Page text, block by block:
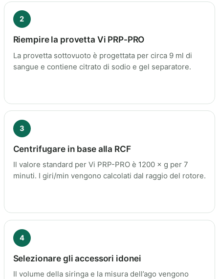
2
Riempire la provetta Vi PRP-PRO
La provetta sottovuoto è progettata per circa 9 ml di
sangue e contiene citrato di sodio e gel separatore.
3
Centrifugare in base alla RCF
Il valore standard per Vi PRP-PRO è 1200 × g per 7
minuti. I giri/min vengono calcolati dal raggio del rotore.
4
Selezionare gli accessori idonei
Il volume della siringa e la misura dell’ago vengono